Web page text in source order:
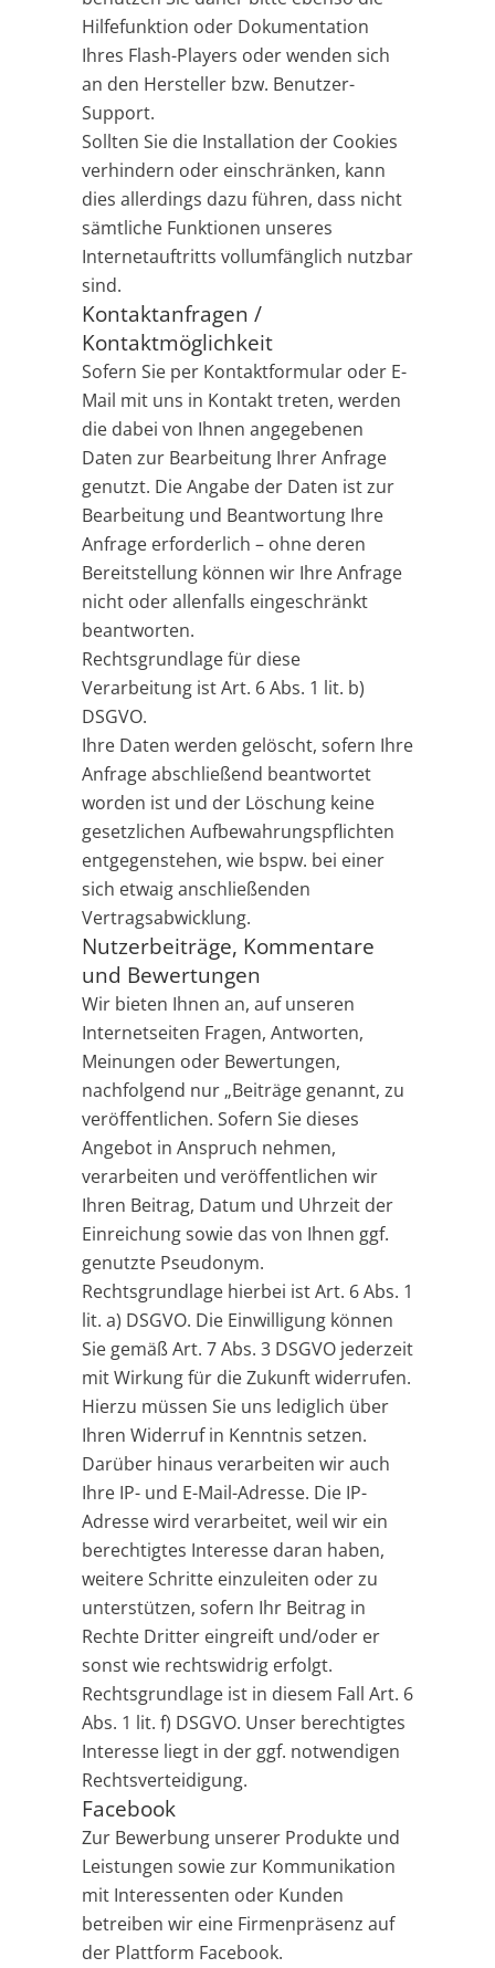
Hilfefunktion oder Dokumentation
Ihres Flash-Players oder wenden sich
an den Hersteller bzw. Benutzer-
Support.
Sollten Sie die Installation der Cookies
verhindern oder einschränken, kann
dies allerdings dazu führen, dass nicht
sämtliche Funktionen unseres
Internetauftritts vollumfänglich nutzbar
sind.
Kontaktanfragen /
Kontaktmöglichkeit
Sofern Sie per Kontaktformular oder E-
Mail mit uns in Kontakt treten, werden
die dabei von Ihnen angegebenen
Daten zur Bearbeitung Ihrer Anfrage
genutzt. Die Angabe der Daten ist zur
Bearbeitung und Beantwortung Ihre
Anfrage erforderlich – ohne deren
Bereitstellung können wir Ihre Anfrage
nicht oder allenfalls eingeschränkt
beantworten.
Rechtsgrundlage für diese
Verarbeitung ist Art. 6 Abs. 1 lit. b)
DSGVO.
Ihre Daten werden gelöscht, sofern Ihre
Anfrage abschließend beantwortet
worden ist und der Löschung keine
gesetzlichen Aufbewahrungspflichten
entgegenstehen, wie bspw. bei einer
sich etwaig anschließenden
Vertragsabwicklung.
Nutzerbeiträge, Kommentare
und Bewertungen
Wir bieten Ihnen an, auf unseren
Internetseiten Fragen, Antworten,
Meinungen oder Bewertungen,
nachfolgend nur „Beiträge genannt, zu
veröffentlichen. Sofern Sie dieses
Angebot in Anspruch nehmen,
verarbeiten und veröffentlichen wir
Ihren Beitrag, Datum und Uhrzeit der
Einreichung sowie das von Ihnen ggf.
genutzte Pseudonym.
Rechtsgrundlage hierbei ist Art. 6 Abs. 1
lit. a) DSGVO. Die Einwilligung können
Sie gemäß Art. 7 Abs. 3 DSGVO jederzeit
mit Wirkung für die Zukunft widerrufen.
Hierzu müssen Sie uns lediglich über
Ihren Widerruf in Kenntnis setzen.
Darüber hinaus verarbeiten wir auch
Ihre IP- und E-Mail-Adresse. Die IP-
Adresse wird verarbeitet, weil wir ein
berechtigtes Interesse daran haben,
weitere Schritte einzuleiten oder zu
unterstützen, sofern Ihr Beitrag in
Rechte Dritter eingreift und/oder er
sonst wie rechtswidrig erfolgt.
Rechtsgrundlage ist in diesem Fall Art. 6
Abs. 1 lit. f) DSGVO. Unser berechtigtes
Interesse liegt in der ggf. notwendigen
Rechtsverteidigung.
Facebook
Zur Bewerbung unserer Produkte und
Leistungen sowie zur Kommunikation
mit Interessenten oder Kunden
betreiben wir eine Firmenpräsenz auf
der Plattform Facebook.